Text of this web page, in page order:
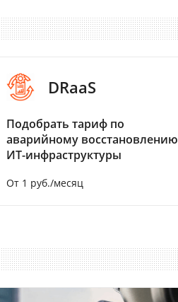
DRaaS
Подобрать тариф по
аварийному восстановлению
ИТ-инфраструктуры
От 1 руб./месяц